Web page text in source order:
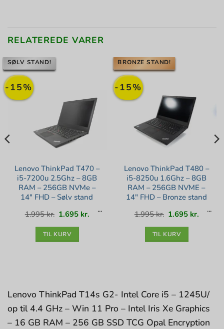
RELATEREDE VARER
-15%
SØLV STAND!
Lenovo ThinkPad T470 –
i5-7200u 2.5Ghz – 8GB
RAM – 256GB NVMe –
14″ FHD – Sølv stand
1.995kr. Den
oprindelige
pris
1.695 kr. Den
TIL KURV
-15%
BRONZE STAND!
Lenovo ThinkPad T480 –
i5-8250u 1.6Ghz – 8GB
RAM – 256GB NVME –
14″ FHD – Bronze stand
1.995kr. Den
oprindelige
pris
1.695 kr. Den
TIL KURV
Lenovo ThinkPad T14s G2- Intel Core i5 – 1245U/
op til 4.4 GHz – Win 11 Pro – Intel Iris Xe Graphics
– 16 GB RAM – 256 GB SSD TCG Opal Encryption